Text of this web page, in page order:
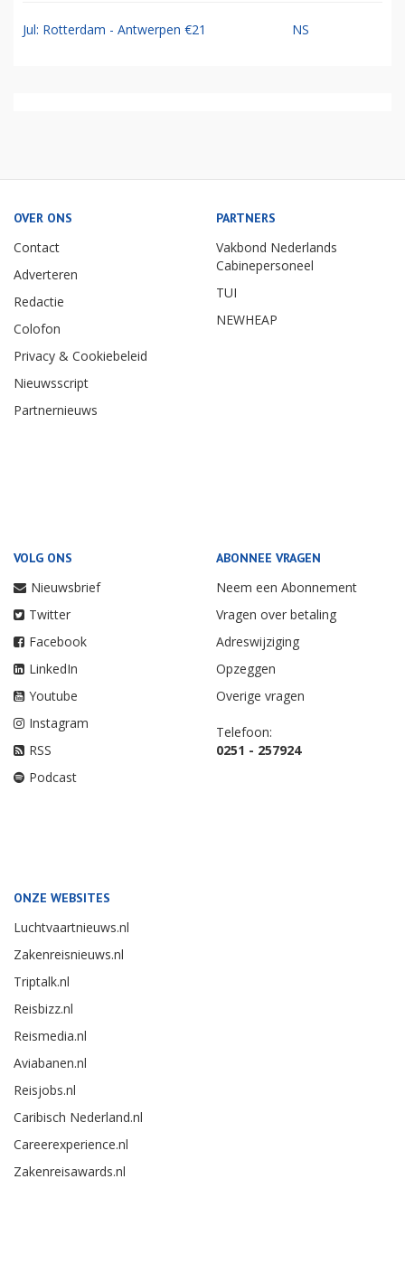
Jul: Rotterdam - Antwerpen €21 NS
OVER ONS
Contact
Adverteren
Redactie
Colofon
Privacy & Cookiebeleid
Nieuwsscript
Partnernieuws
PARTNERS
Vakbond Nederlands
Cabinepersoneel
TUI
NEWHEAP
VOLG ONS
Nieuwsbrief
Twitter
Facebook
LinkedIn
Youtube
Instagram
RSS
Podcast
ABONNEE VRAGEN
Neem een Abonnement
Vragen over betaling
Adreswijziging
Opzeggen
Overige vragen
Telefoon:
0251 - 257924
ONZE WEBSITES
Luchtvaartnieuws.nl
Zakenreisnieuws.nl
Triptalk.nl
Reisbizz.nl
Reismedia.nl
Aviabanen.nl
Reisjobs.nl
Caribisch Nederland.nl
Careerexperience.nl
Zakenreisawards.nl